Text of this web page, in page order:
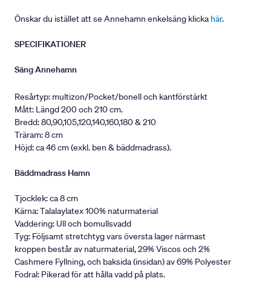
Önskar du istället att se Annehamn enkelsäng klicka här.
SPECIFIKATIONER
Säng Annehamn
Resårtyp: multizon/Pocket/bonell och kantförstärkt
Mått: Längd 200 och 210 cm.
Bredd: 80,90,105,120,140,160,180 & 210
Träram: 8 cm
Höjd: ca 46 cm (exkl. ben & bäddmadrass).
Bäddmadrass Hamn
Tjocklek: ca 8 cm
Kärna: Talalaylatex 100% naturmaterial
Vaddering: Ull och bomullsvadd
Tyg: Följsamt stretchtyg vars översta lager närmast
kroppen består av naturmaterial, 29% Viscos och 2%
Cashmere Fyllning, och baksida (insidan) av 69% Polyester
Fodral: Pikerad för att hålla vadd på plats.